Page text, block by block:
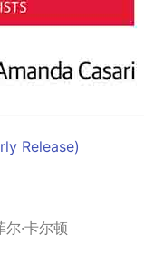
Release)
·卡尔顿